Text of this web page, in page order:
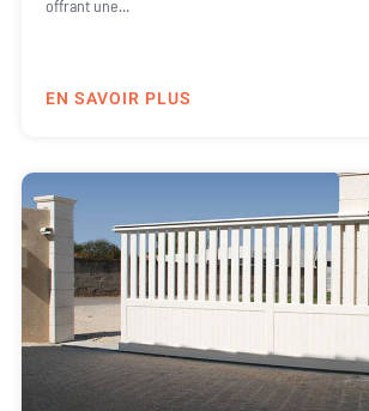
offrant une...
EN SAVOIR PLUS